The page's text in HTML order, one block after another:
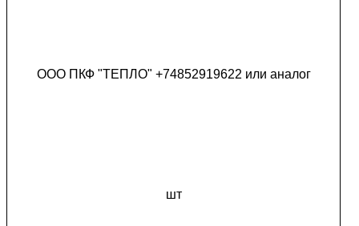
ООО ПКФ "ТЕПЛО" +74852919622 или аналог
шт